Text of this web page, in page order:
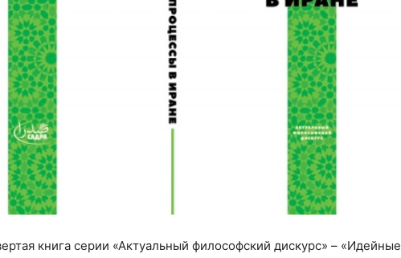
книга серии «Актуальный философский дискурс» – «Идейные